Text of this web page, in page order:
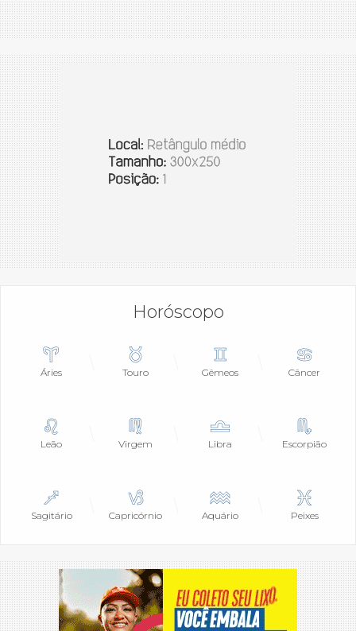
Horóscopo
Áries Touro Gêmeos Câncer
Leão Virgem Libra Escorpião
Sagitário Capricórnio Aquário Peixes